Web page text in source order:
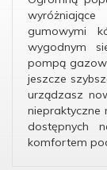
gumowymi
wygodnym
pompą
jeszcze
urządzasz
niepraktyczne
dostępnych
komfortem